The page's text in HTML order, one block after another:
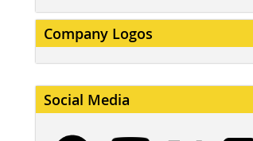
Company Logos
Social Media